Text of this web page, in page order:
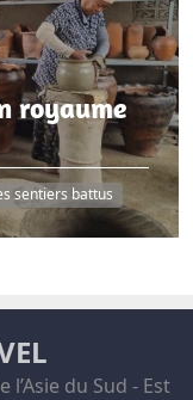
royaume
sentiers battus
du Sud - Est